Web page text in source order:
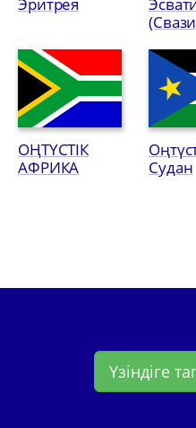
ОҢТҮСТІК
АФРИКА
Судан
Үзіндіге